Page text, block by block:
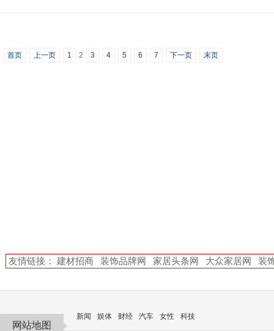
首页 上一页 1 2 3 4 5 6 7 下一页 末页
友情链接： 建材招商 装饰品牌网 家居头条网 大众家居网 装
网站地图
新闻 娱体 财经 汽车 女性 科技